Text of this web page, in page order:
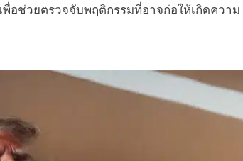
อช่วยตรวจจับพฤติกรรมที่อาจก่อให้เกิดความ